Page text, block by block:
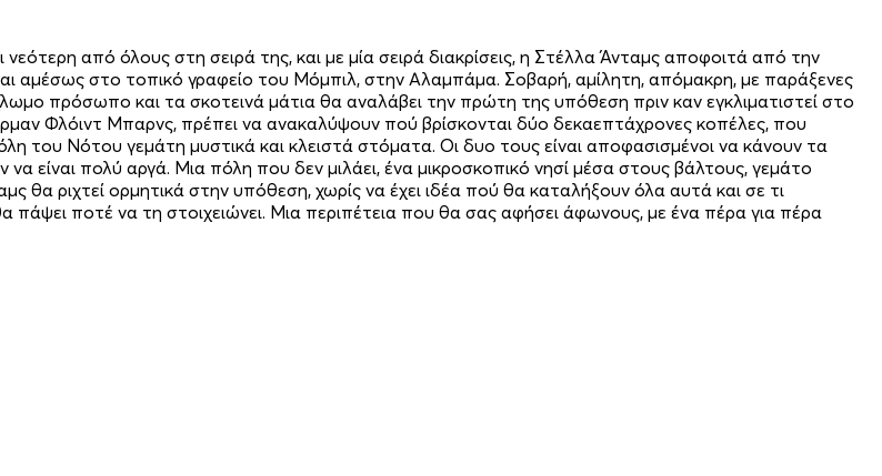
από όλους στη σειρά της, και με μία σειρά διακρίσεις, η Στέλλα Άνταμς αποφοιτά από την
αμέσως στο τοπικό γραφείο του Μόμπιλ, στην Αλαμπάμα. Σοβαρή, αμίλητη, απόμακρη, με παράξενες
πρόσωπο και τα σκοτεινά μάτια θα αναλάβει την πρώτη της υπόθεση πριν καν εγκλιματιστεί στο
Φλόιντ Μπαρνς, πρέπει να ανακαλύψουν πού βρίσκονται δύο δεκαεπτάχρονες κοπέλες, που
του Νότου γεμάτη μυστικά και κλειστά στόματα. Οι δυο τους είναι αποφασισμένοι να κάνουν τα
είναι πολύ αργά. Μια πόλη που δεν μιλάει, ένα μικροσκοπικό νησί μέσα στους βάλτους, γεμάτο
θα ριχτεί ορμητικά στην υπόθεση, χωρίς να έχει ιδέα πού θα καταλήξουν όλα αυτά και σε τι
πάψει ποτέ να τη στοιχειώνει. Μια περιπέτεια που θα σας αφήσει άφωνους, με ένα πέρα για πέρα